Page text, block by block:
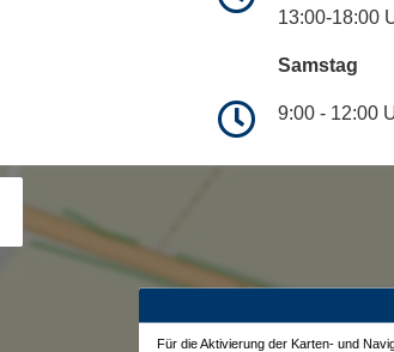
13:00-18:00
Samstag
9:00 - 12:00
Für die Aktivierung der Karten- und